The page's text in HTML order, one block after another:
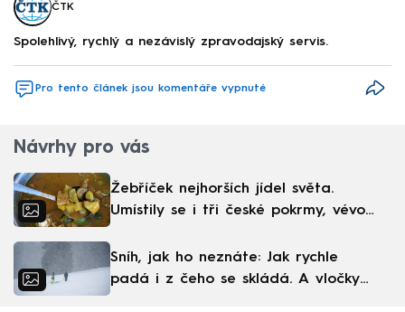
ČTK
Spolehlivý, rychlý a nezávislý zpravodajský servis.
Pro tento článek jsou komentáře vypnuté
Návrhy pro vás
Žebříček nejhorších jídel světa.
Umístily se i tři české pokrmy, vévodí
Sníh, jak ho neznáte: Jak rychle
padá i z čeho se skládá. A vločky